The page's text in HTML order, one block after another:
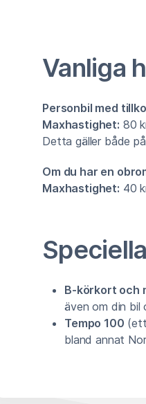
Vanliga
Personbil med
Maxhastighet: 80
Detta gäller både
Om du har en
Maxhastighet: 40
B-körkort och
även om din bil
Tempo 100
bland annat